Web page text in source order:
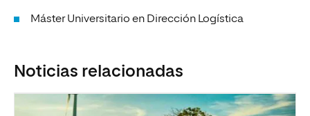
Máster Universitario en Dirección Logística
Noticias relacionadas